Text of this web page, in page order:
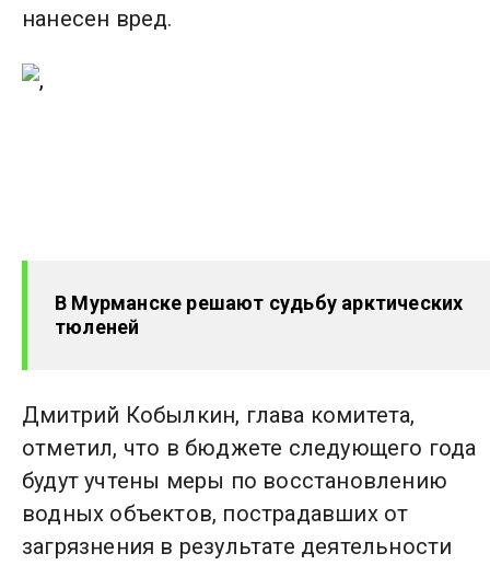
нанесен вред.
В Мурманске решают судьбу арктических
тюленей
Дмитрий Кобылкин, глава комитета,
отметил, что в бюджете следующего года
будут учтены меры по восстановлению
водных объектов, пострадавших от
загрязнения в результате деятельности